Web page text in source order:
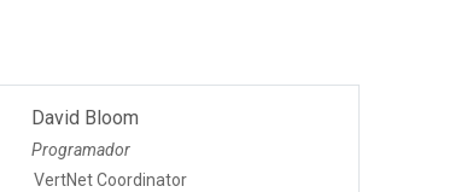
David Bloom
Programador
VertNet Coordinator